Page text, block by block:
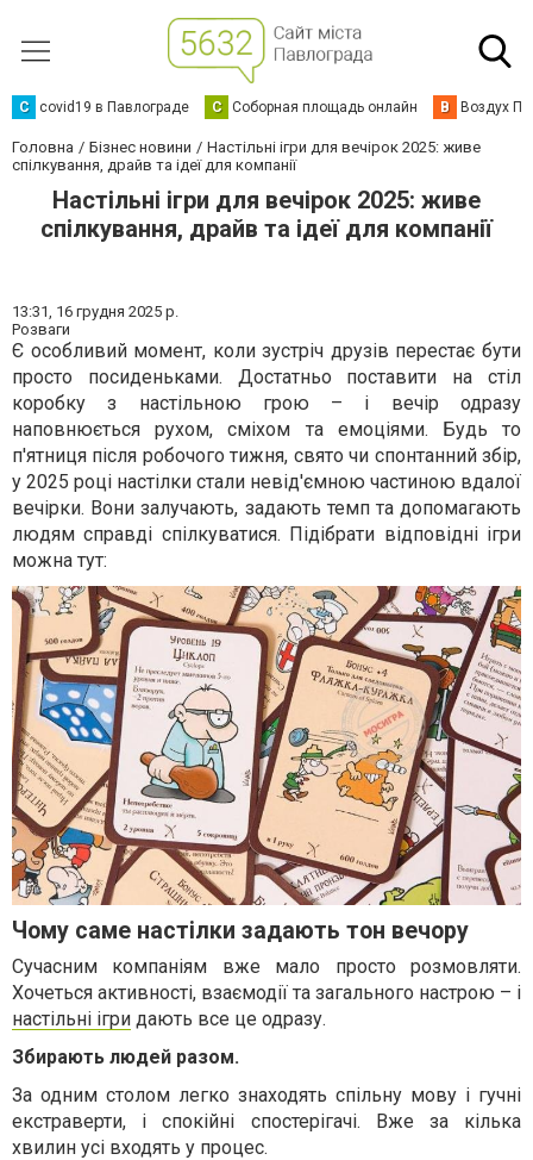
C covid19 в Павлограде С Соборная площадь онлайн В Воздух
Головна Бізнес новини
Настільні ігри для вечірок 2025: живе
спілкування, драйв та ідеї для компанії
Настільні ігри для вечірок 2025: живе
спілкування, драйв та ідеї для компанії
13:31, 16 грудня 2025 р.
Розваги
Є особливий момент, коли зустріч друзів перестає бути
просто посиденьками. Достатньо поставити на стіл
коробку з настільною грою – і вечір одразу
наповнюється рухом, сміхом та емоціями. Будь то
п'ятниця після робочого тижня, свято чи спонтанний збір,
у 2025 році настілки стали невід'ємною частиною вдалої
вечірки. Вони залучають, задають темп та допомагають
людям справді спілкуватися. Підібрати відповідні ігри
можна тут:
Чому саме настілки задають тон вечору
Сучасним компаніям вже мало просто розмовляти.
Хочеться активності, взаємодії та загального настрою – і
настільні ігри дають все це одразу.
Збирають людей разом.
За одним столом легко знаходять спільну мову і гучні
екстраверти, і спокійні спостерігачі. Вже за кілька
хвилин усі входять у процес.